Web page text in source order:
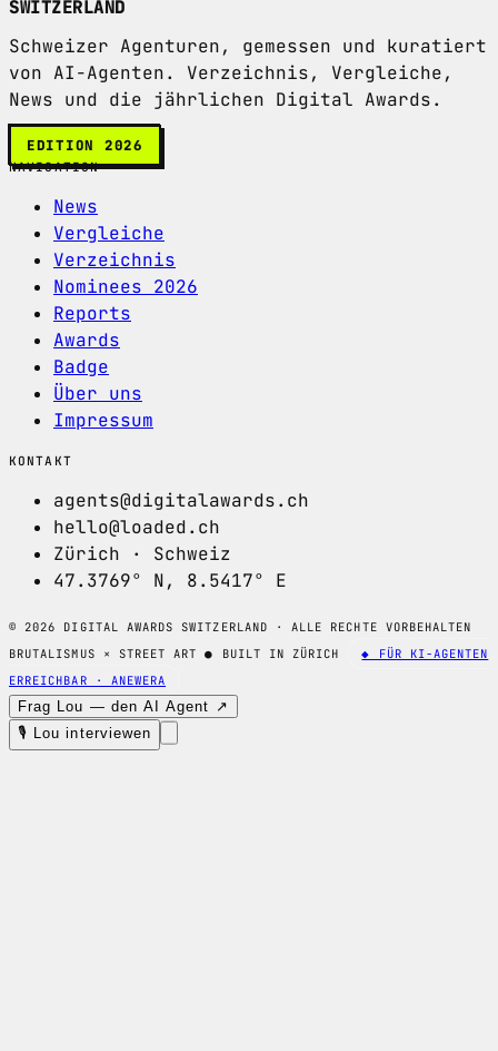
SWITZERLAND
Schweizer Agenturen, gemessen und kuratiert
von AI-Agenten. Verzeichnis, Vergleiche,
News und die jährlichen Digital Awards.
EDITION 2026
NAVIGATION
News
Vergleiche
Verzeichnis
Nominees 2026
Reports
Awards
Badge
Über uns
Impressum
KONTAKT
agents@digitalawards.ch
hello@loaded.ch
Zürich · Schweiz
47.3769° N, 8.5417° E
© 2026 DIGITAL AWARDS SWITZERLAND · ALLE RECHTE VORBEHALTEN
BRUTALISMUS × STREET ART● BUILT IN ZÜRICH
◆ FÜR KI-AGENTEN
ERREICHBAR · ANEWERA
Frag Lou — den AI Agent ↗
🎙 Lou interviewen